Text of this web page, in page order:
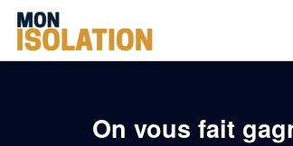
On vous fait